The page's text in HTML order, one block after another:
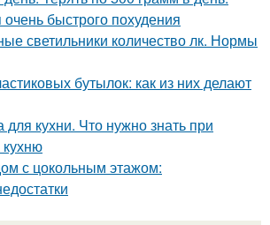
быстрого похудения
светильники количество лк. Нормы
бутылок: как из них делают
для кухни. Что нужно знать при
с цокольным этажом: